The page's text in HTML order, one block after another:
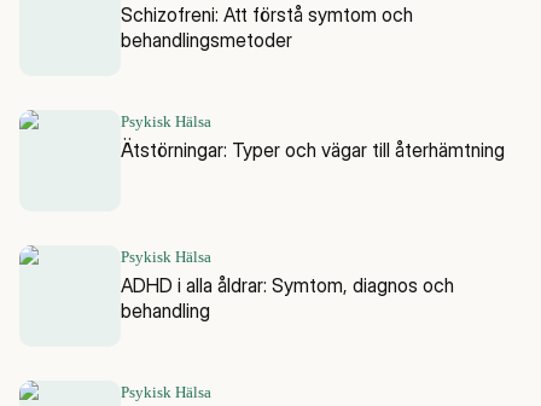
Schizofreni: Att förstå symtom och
behandlingsmetoder
Psykisk Hälsa
Ätstörningar: Typer och vägar till återhämtning
Psykisk Hälsa
ADHD i alla åldrar: Symtom, diagnos och
behandling
Psykisk Hälsa